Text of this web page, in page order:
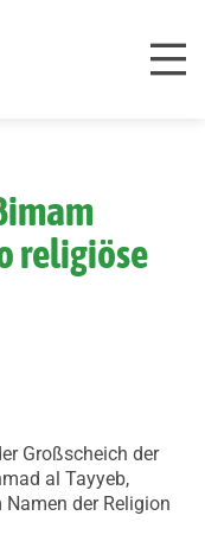
religiöse
Großscheich der
al Tayyeb,
der Religion